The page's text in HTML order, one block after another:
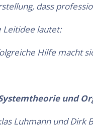
dass
Leitidee lautet:
Hilfe macht
und
Luhmann und Dirk